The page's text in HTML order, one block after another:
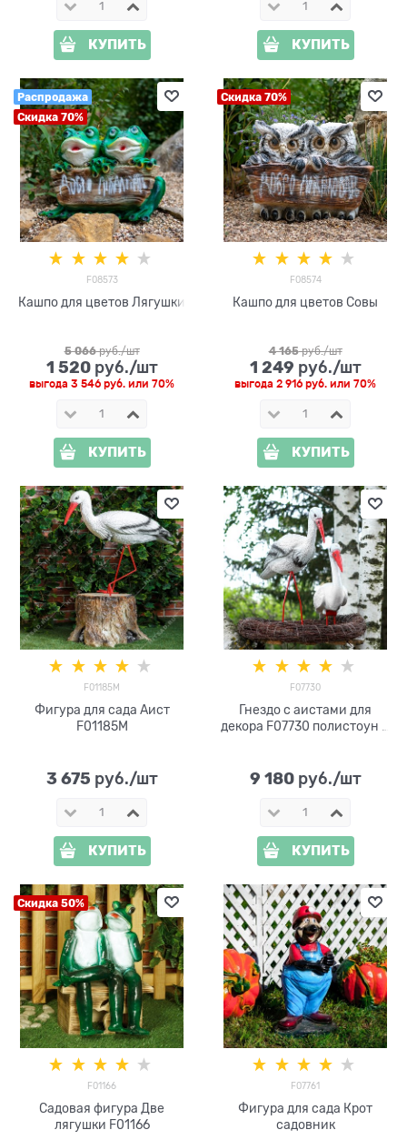
КУПИТЬ КУПИТЬ
Распродажа
Скидка 70%
F08573
Кашпо для цветов Лягушки
5 066 руб./шт
1 520 руб./шт
выгода 3 546 руб. или 70%
КУПИТЬ
Скидка 70%
F08574
Кашпо для цветов Совы
4 165 руб./шт
1 249 руб./шт
выгода 2 916 руб. или 70%
КУПИТЬ
F01185M
Фигура для сада Аист
F01185М
3 675 руб./шт
КУПИТЬ
F07730
Гнездо с аистами для
декора F07730 полистоун и
9 180 руб./шт
КУПИТЬ
Скидка 50%
F01166
Садовая фигура Две
лягушки F01166
F07761
Фигура для сада Крот
садовник